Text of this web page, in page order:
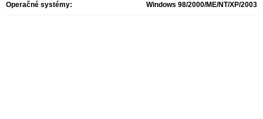
Operačné systémy: Windows 98/2000/ME/NT/XP/2003